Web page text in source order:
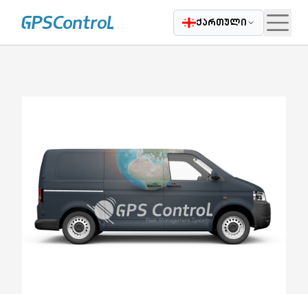
კარიერა ბლოგი
ქართული